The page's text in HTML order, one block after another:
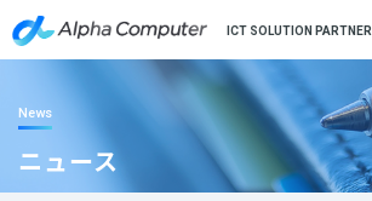
ICT SOLUTION PARTNER
News
ニュース